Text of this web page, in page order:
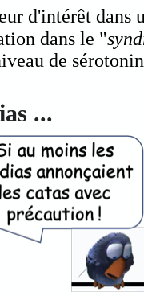
...
d'intérêt dans
dans le "
de